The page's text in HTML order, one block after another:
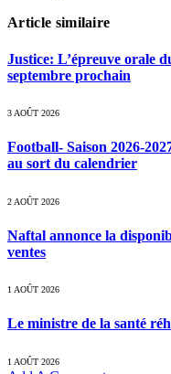
Article similaire
Justice: L’épreuve orale
septembre prochain
3 AOÛT 2026
Football- Saison 2026-
au sort du calendrier
2 AOÛT 2026
Naftal annonce la
ventes
1 AOÛT 2026
Le ministre de la santé
1 AOÛT 2026